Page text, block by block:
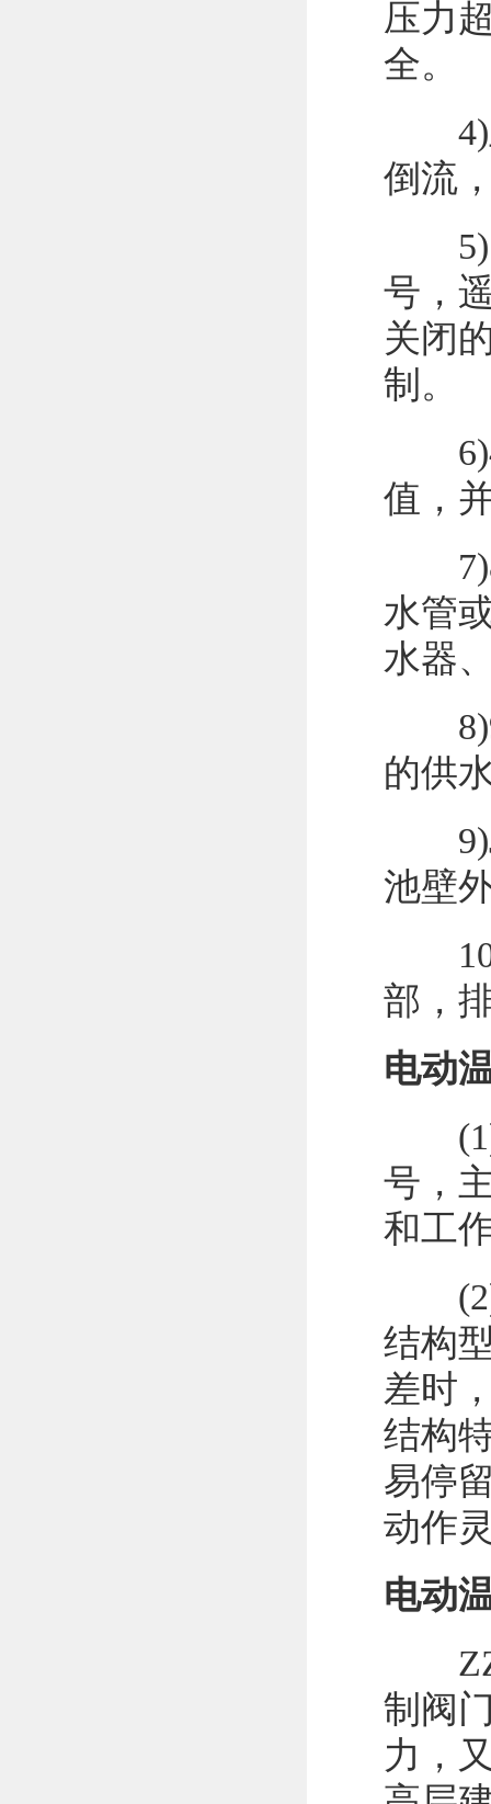
压力
全。
4)止
倒流
5)电
号，
关闭
制。
值，
水管
水器
的供
池壁
部，
电动
(1)
号，
和工
(2)
结构
差时
结构
易停
动作
电动
制阀
力，